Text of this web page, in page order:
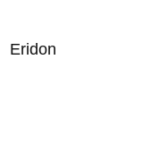
Eridon